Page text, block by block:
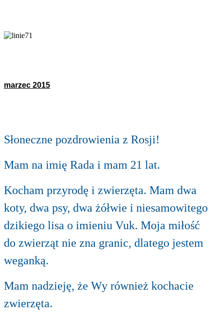
marzec 2015
Słoneczne pozdrowienia z Rosji!
Mam na imię Rada i mam 21 lat.
Kocham przyrodę i zwierzęta. Mam dwa
koty, dwa psy, dwa żółwie i niesamowitego
dzikiego lisa o imieniu Vuk. Moja miłość
do zwierząt nie zna granic, dlatego jestem
weganką.
Mam nadzieję, że Wy również kochacie
zwierzęta.